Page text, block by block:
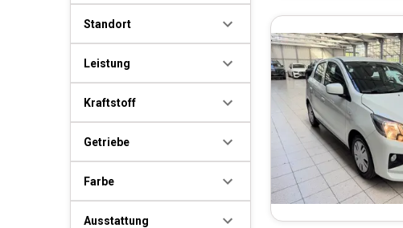
Standort
Leistung
Kraftstoff
Getriebe
Farbe
Ausstattung